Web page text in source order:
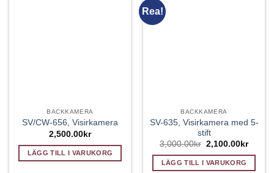
BACKKAMERA
SV/CW-656, Visirkamera
2,500.00 kr
LÄGG TILL I VARUKORG
Rea!
BACKKAMERA
SV-635, Visirkamera med 5-
stift
3,000.00kr Det
priset
var:
2,100.00 krDet
LÄGG TILL I VARUKORG